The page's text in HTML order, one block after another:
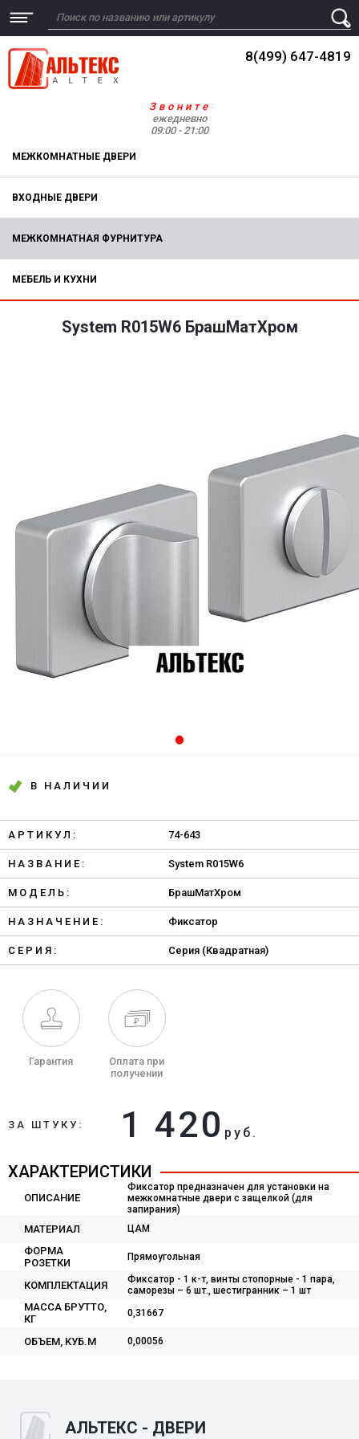
8(499) 647-4819
Звоните
ежедневно
09:00 - 21:00
МЕЖКОМНАТНЫЕ ДВЕРИ
ВХОДНЫЕ ДВЕРИ
МЕЖКОМНАТНАЯ ФУРНИТУРА
МЕБЕЛЬ И КУХНИ
System R015W6 БрашМатХром
В НАЛИЧИИ
АРТИКУЛ: 74-643
НАЗВАНИЕ: System R015W6
МОДЕЛЬ: БрашМатХром
НАЗНАЧЕНИЕ: Фиксатор
СЕРИЯ: Серия (Квадратная)
Гарантия
Оплата при
получении
ЗА ШТУКУ: 1 420 руб.
ХАРАКТЕРИСТИКИ
ОПИСАНИЕ
Фиксатор предназначен для установки на
межкомнатные двери с защелкой (для
запирания)
МАТЕРИАЛ ЦАМ
ФОРМА
РОЗЕТКИ
Прямоугольная
КОМПЛЕКТАЦИЯ
Фиксатор - 1 к-т, винты стопорные - 1 пара,
саморезы – 6 шт., шестигранник – 1 шт
МАССА БРУТТО,
КГ
0,31667
ОБЪЕМ, КУБ.М 0,00056
АЛЬТЕКС - ДВЕРИ